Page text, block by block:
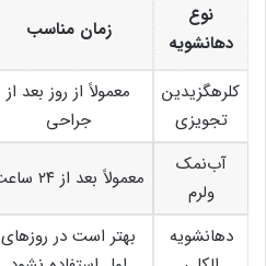
نوع
دهانشویه
زمان مناسب
کلرهگزیدین
تجویزی
معمولاً از روز بعد از
جراحی
آب‌نمک
ولرم
معمولاً بعد از ۲۴ ساعت
دهانشویه
بهتر است در روزهای